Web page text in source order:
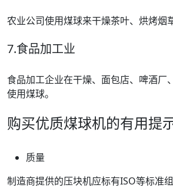
农业公司使用煤球来干燥茶叶、烘烤烟
7.食品加工业
食品加工企业在干燥、面包店、啤酒厂
使用煤球。
购买优质煤球机的有用提
质量
制造商提供的压块机应标有ISO等标准